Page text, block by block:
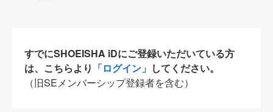
すでにSHOEISHA iDにご登録いただいている方
は、こちらより 「ログイン」 してください。
（旧SEメンバーシップ登録者を含む）